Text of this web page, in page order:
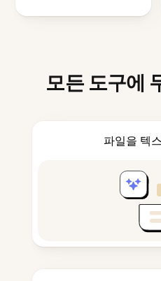
모든 도구에
파일을 텍